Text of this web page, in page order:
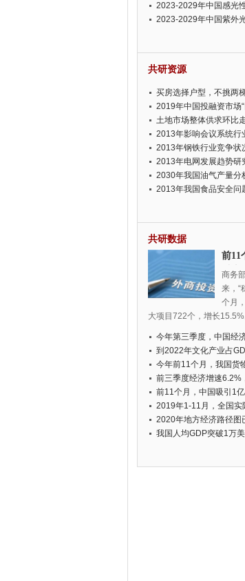
发展前景预测报告
2023-2029年中国感光
测报告
2023-2029年中国紫外
共研资源
买房选择户型，不挑两
2019年中国投融资市场
土地市场整体供求环比
2013年影响会议系统行
2013年钢铁行业竞争状
2013年电网发展趋势研
2030年我国油气产量分
2013年我国食品安全问
共研数据
前11
以上
商务
来，“
个月
大项目722个，增长15.5%
今年第三季度，中国经
国有季度数据以来的新低
到2022年文化产业占
经济支柱产业
今年前11个月，我国货
元人民币，比去年同期
前三季度经济增速6.2%
以上的经济体中增速最
前11个月，中国吸引1
个，增长15.5%
2019年1-11月，全国实
币，同比增长6.0%
2020年地方经济路径图
我国人均GDP突破1万